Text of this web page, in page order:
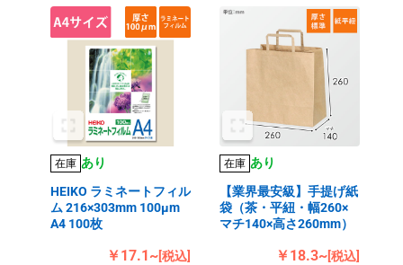
在庫 あり
HEIKO ラミネートフィル
ム 216×303mm 100μm
A4 100枚
￥17.1~[税込]
在庫 あり
【業界最安級】手提げ紙
袋（茶・平紐・幅260×
マチ140×高さ260mm）
￥18.3~[税込]